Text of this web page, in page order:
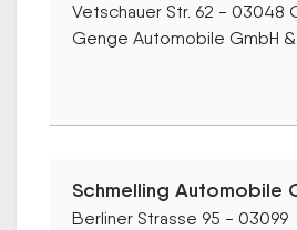
Vetschauer Str. 62 - 03048
Genge Automobile GmbH &
Schmelling Automobile
Berliner Strasse 95 - 03099